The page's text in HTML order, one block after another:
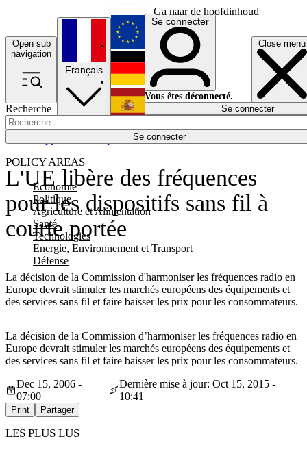
Ga naar de hoofdinhoud
Open sub
navigation
Close menu
Recherche
Se connecter
POLICY AREAS
Economie
Politique
Agriculture et Alimentation
Santé
Technologies
Energie, Environnement et Transport
Défense
Économie
Français
English
Deutsch
Español
Se connecter
Vous êtes déconnecté.
Se connecter
L'UE libère des fréquences
pour les dispositifs sans fil à
courte portée
La décision de la Commission d'harmoniser les fréquences radio en
Europe devrait stimuler les marchés européens des équipements et
des services sans fil et faire baisser les prix pour les consommateurs.
La décision de la Commission d’harmoniser les fréquences radio en
Europe devrait stimuler les marchés européens des équipements et
des services sans fil et faire baisser les prix pour les consommateurs.
Dec 15, 2006 -
07:00
Dernière mise à jour: Oct 15, 2015 -
10:41
Print Partager
LES PLUS LUS